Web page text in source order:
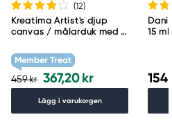
(12)
Kreatima Artist's djup
canvas / målarduk med 4
g/m²
Member Treat
459 kr 367,20 kr
Lägg i varukorgen
15